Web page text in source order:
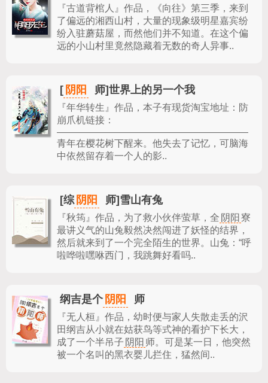
『古道背棺人』作品，
《向往》第三季，来到
了偏远的湘西山村，大量的现象级明星嘉宾纷
纷入驻蘑菇屋，而然他们并不知道。在这个偏
远的小山村里竟然隐藏着无数的奇人异事..
[ 阴阳 师]世界上的另一个我
『年华转生』作品， 本子有现货淘宝地址：防
崩爪机链接：
————————————————————
青年在樱花树下醒来。他失去了记忆，可脑海
中依然留存着一个人的影..
[综 阴阳 师]雪山有兔
『秋筠』作品， 为了救小伙伴萤草，全 阴阳 寮
最讲义气的山兔毅然决然闯进了妖怪的结界，
然后就来到了一个完全陌生的世界。山兔：“呼
啦哗啦嘿咻西门，我跳舞好看吗..
纲吉是个 阴阳 师
『无人桓』作品， 幼时便与家人失散走丢的沢
田纲吉从小就在姑获鸟等式神的看护下长大，
成了一个半吊子 阴阳 师。可是某一日，他突然
被一个名叫的黑衣婴儿拦住，猛然间..